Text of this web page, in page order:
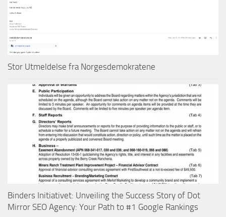
Stor Utmeldelse fra Norgesdemokratene
Binders Initiativet: Unveiling the Success Story of Dot
Mirror SEO Agency: Your Path to #1 Google Rankings